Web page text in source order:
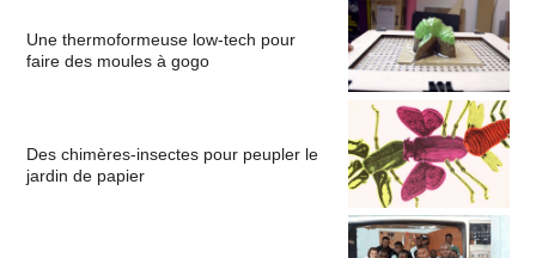
Une thermoformeuse low-tech pour
faire des moules à gogo
Des chimères-insectes pour peupler le
jardin de papier